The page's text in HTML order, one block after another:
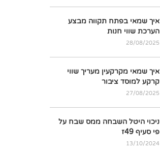
איך שמאי בפתח תקווה מבצע
הערכת שווי חנות
28/08/2025
איך שמאי מקרקעין מעריך שווי
קרקע למוסד ציבור
27/08/2025
ניכוי היטל השבחה ממס שבח על
פי סעיף 49ז
13/10/2024